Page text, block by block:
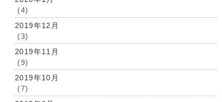
(4)
2019年12月
(3)
2019年11月
(9)
2019年10月
(7)